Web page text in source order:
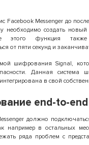
Facebook Messenger до
создать
этого функция
от пяти секунд и
шифрования Signal,
Данная
в свой
end-to-
должно
в остальных
ряда проблем с